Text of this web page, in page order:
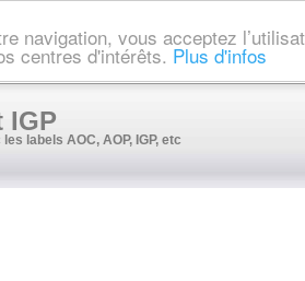
navigation, vous acceptez
centres d'intérêts. Plus d'infos
IGP
labels AOC, AOP, IGP, etc